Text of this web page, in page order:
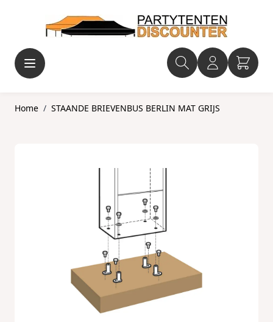
Home / STAANDE BRIEVENBUS BERLIN MAT GRIJS